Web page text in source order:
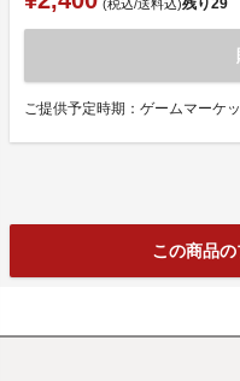
(税込/送料込)残り29
ご提供予定時期：ゲームマーケ
この商品